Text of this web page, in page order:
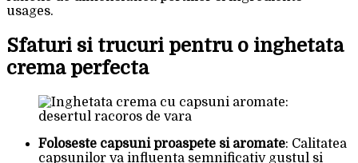
usages.
Sfaturi si trucuri pentru o inghetata
crema perfecta
Foloseste capsuni proaspete si aromate: Calitatea
capsunilor va influenta semnificativ gustul si